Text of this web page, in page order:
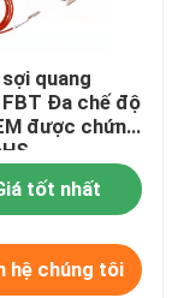
quang
Đa chế độ
được chứng
tốt nhất
hệ chúng tôi